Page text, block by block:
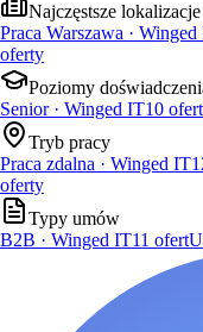
Najczęstsze lokalizacje
Praca Warszawa ·
oferty
Poziomy
Senior · Winged IT10 ofert
Tryb pracy
Praca zdalna · Winged IT
oferty
Typy umów
B2B · Winged IT11 ofert